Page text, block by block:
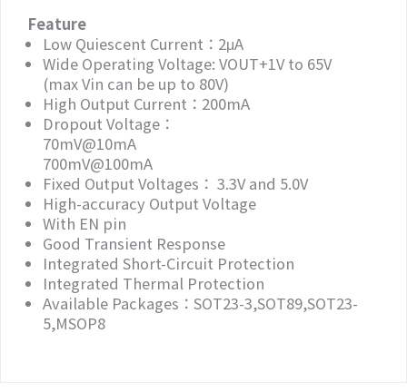
Feature
Low Quiescent Current：2μA
Wide Operating Voltage: VOUT+1V to 65V
(max Vin can be up to 80V)
High Output Current：200mA
Dropout Voltage：
70mV@10mA
700mV@100mA
Fixed Output Voltages： 3.3V and 5.0V
High-accuracy Output Voltage
With EN pin
Good Transient Response
Integrated Short-Circuit Protection
Integrated Thermal Protection
Available Packages：SOT23-3,SOT89,SOT23-
5,MSOP8